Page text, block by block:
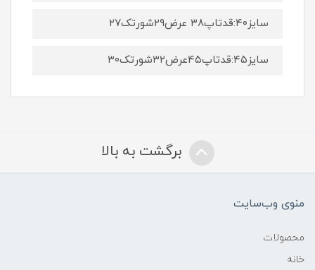
سایز۴۰:قدتاپ۳۸ عرض۲۹شورتک۲۷
سایز۴۵:قدتاپ۴۵عرض۳۲شورتک۳۰
برگشت به بالا
منوی وب‌سایت
محصولات
خانه